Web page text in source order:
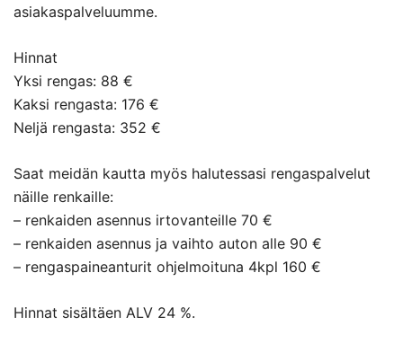
asiakaspalveluumme.
Hinnat
Yksi rengas: 88 €
Kaksi rengasta: 176 €
Neljä rengasta: 352 €
Saat meidän kautta myös halutessasi rengaspalvelut
näille renkaille:
– renkaiden asennus irtovanteille 70 €
– renkaiden asennus ja vaihto auton alle 90 €
– rengaspaineanturit ohjelmoituna 4kpl 160 €
Hinnat sisältäen ALV 24 %.